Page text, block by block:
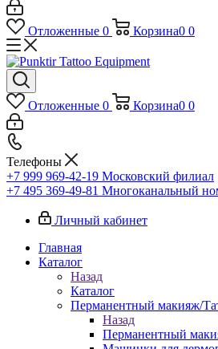
Отложенные 0 Корзина0 0
Отложенные 0 Корзина0 0
Телефоны
+7 999 969-42-19 Московский филиал
+7 495 369-49-81 Многоканальный
Личный кабинет
Главная
Каталог
Назад
Каталог
Перманентный макияж/
Назад
Перманентный